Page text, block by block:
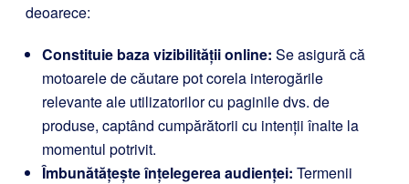
deoarece:
Constituie baza vizibilității online: Se asigură că
motoarele de căutare pot corela interogările
relevante ale utilizatorilor cu paginile dvs. de
produse, captând cumpărătorii cu intenții înalte la
momentul potrivit.
Îmbunătățește înțelegerea audienței: Termenii